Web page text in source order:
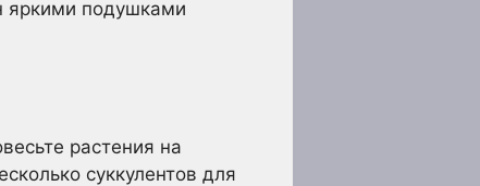
яркими подушками
растения на
суккулентов для